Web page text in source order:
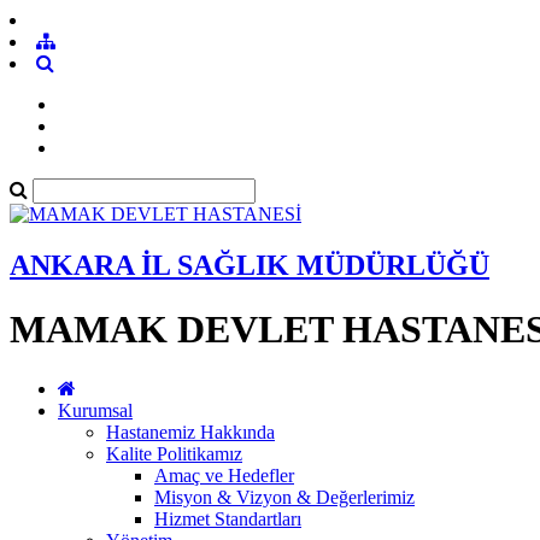
ANKARA İL SAĞLIK MÜDÜRLÜĞÜ
MAMAK DEVLET
Kurumsal
Hastanemiz Hakkında
Kalite Politikamız
Amaç ve Hedefler
Misyon & Vizyon & Değerlerimiz
Hizmet Standartları